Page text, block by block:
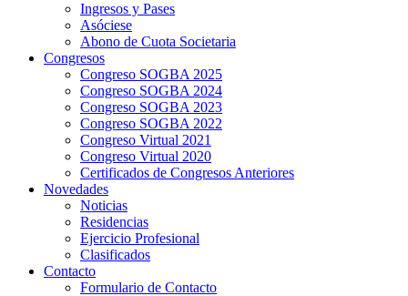
Ingresos y Pases
Asóciese
Abono de Cuota Societaria
Congresos
Congreso SOGBA 2025
Congreso SOGBA 2024
Congreso SOGBA 2023
Congreso SOGBA 2022
Congreso Virtual 2021
Congreso Virtual 2020
Certificados de Congresos Anteriores
Novedades
Noticias
Residencias
Ejercicio Profesional
Clasificados
Contacto
Formulario de Contacto